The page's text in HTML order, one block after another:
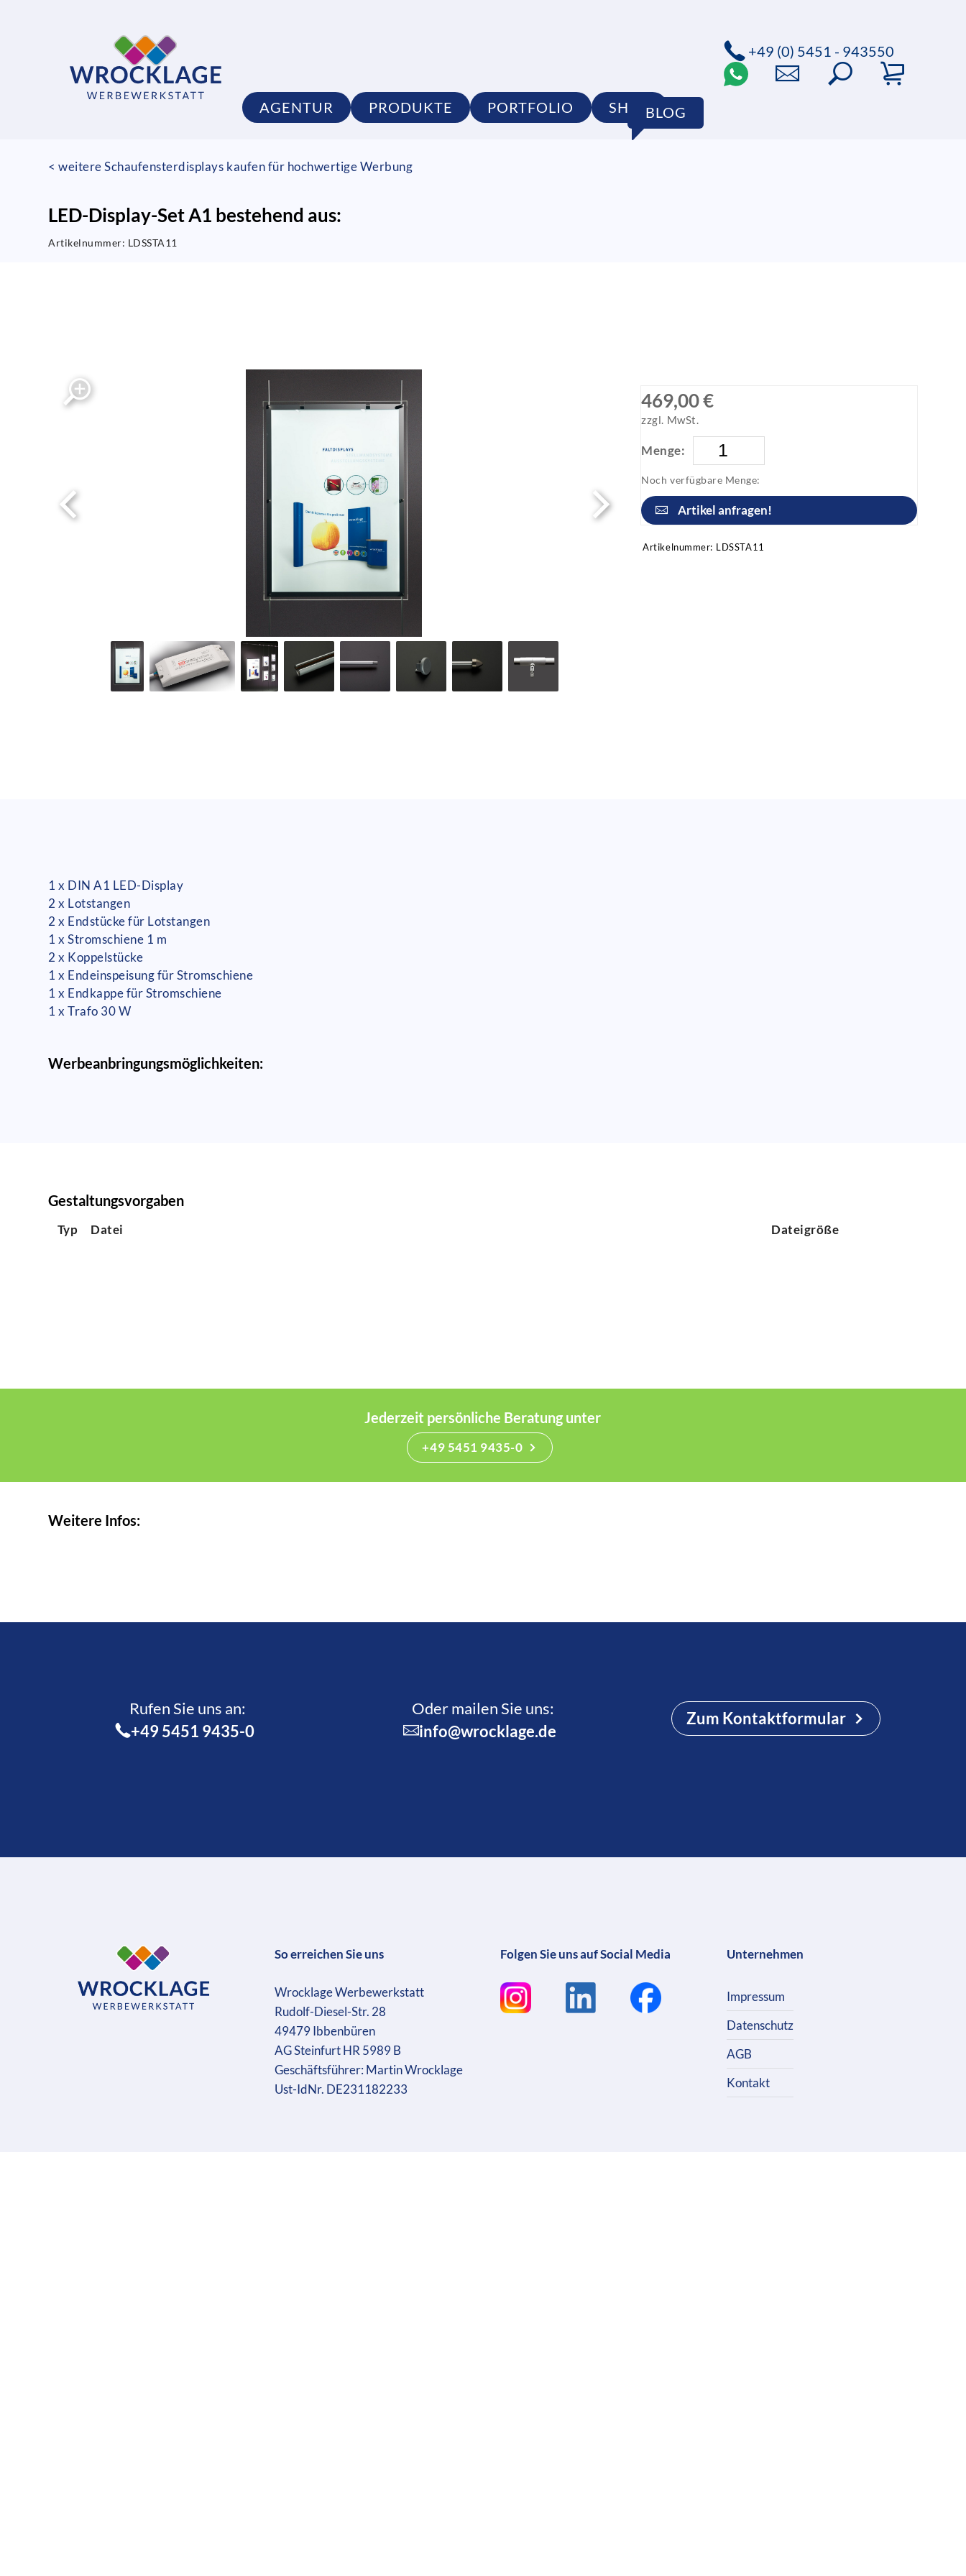
AGENTUR PRODUKTE PORTFOLIO SHOPBLOG
+49 (0) 5451 - 943550
< weitere Schaufensterdisplays kaufen für hochwertige Werbung
LED-Display-Set A1 bestehend aus:
Artikelnummer: LDSSTA11
469,00 €
zzgl. MwSt.
Menge:
Noch verfügbare Menge:
Artikel anfragen!
Artikelnummer: LDSSTA11
1 x DIN A1 LED-Display
2 x Lotstangen
2 x Endstücke für Lotstangen
1 x Stromschiene 1 m
2 x Koppelstücke
1 x Endeinspeisung für Stromschiene
1 x Endkappe für Stromschiene
1 x Trafo 30 W
Werbeanbringungsmöglichkeiten:
Gestaltungsvorgaben
Typ Datei Dateigröße
Jederzeit persönliche Beratung unter
+49 5451 9435-0
Weitere Infos:
Rufen Sie uns an:­
+49 5451 9435-0
Oder mailen Sie uns:
info@wrocklage.de
Zum Kontaktformular
So erreichen Sie uns
Wrocklage Werbewerkstatt
Rudolf-Diesel-Str. 28
49479 Ibbenbüren
AG Steinfurt HR 5989 B
Geschäftsführer: Martin Wrocklage
Ust-IdNr. DE231182233
Folgen Sie uns auf Social Media Unternehmen
Impressum
Datenschutz
AGB
Kontakt